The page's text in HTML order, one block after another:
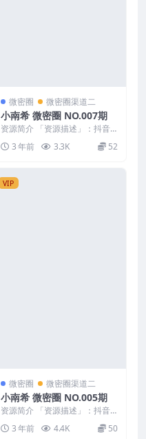
微密圈 微密圈渠道二
小南希 微密圈 NO.007期
资源简介 「资源描述」：抖音
小南希 微密圈 NO.007期 【18P
1V】 「...
3 年前 3.3K 52
VIP
微密圈 微密圈渠道二
小南希 微密圈 NO.005期
资源简介 「资源描述」：抖音
小南希 微密圈 NO.005期 【15P
7V】 「...
3 年前 4.4K 50